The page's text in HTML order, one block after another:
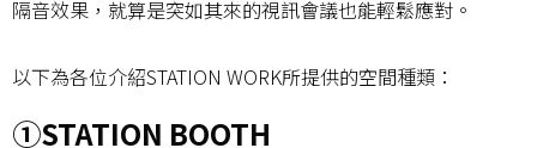
隔音效果，就算是突如其來的視訊會議也能輕鬆應對。
以下為各位介紹STATION WORK所提供的空間種類：
①STATION BOOTH